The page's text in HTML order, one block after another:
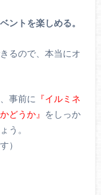
ントを楽しめる。
るので、本当にオ
事前に 『イルミネ
どうか』
をしっか
う。
）